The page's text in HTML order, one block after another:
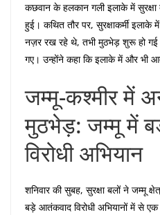
कछवान के हलकान गली इलाके में
हुई। कथित तौर पर, सुरक्षाकर्मी इलाके
नज़र रख रहे थे, तभी मुठभेड़ शुरू हो गई
गए। उन्होंने कहा कि इलाके में और भी
जम्मू-कश्मीर में
मुठभेड़: जम्मू में
विरोधी अभियान
शनिवार की सुबह, सुरक्षा बलों ने जम्मू
बड़े आतंकवाद विरोधी अभियानों में से